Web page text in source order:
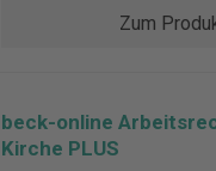
Ungleichbehandlung sowie
Praktikerinnen und
besonderem Interesse sind
arbeitsrechtlichen
Zum
beck-online
Kirche PLUS